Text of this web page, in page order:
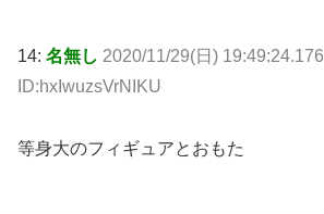
14: 名無し 2020/11/29(日) 19:49:24.176
ID:hxIwuzsVrNIKU
等身大のフィギュアとおもた